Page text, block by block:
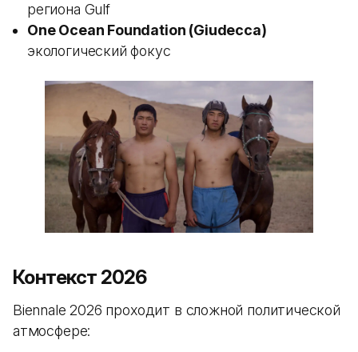
региона Gulf
One Ocean Foundation (Giudecca)
экологический фокус
Контекст 2026
Biennale 2026 проходит в сложной политической
атмосфере: